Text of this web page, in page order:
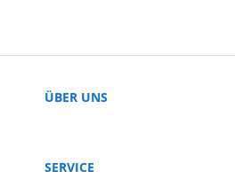
ÜBER UNS
SERVICE